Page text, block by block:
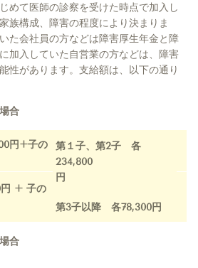
めて医師の診察を受けた時点で加入し
族構成、障害の程度により決まりま
た会社員の方などは障害厚生年金と障
加入していた自営業の方などは、障害
性があります。 支給額は、以下の通り
合
円+子の
第１子、第2子 各
234,800
円
第3子以降 各78,300円
円 + 子の
合